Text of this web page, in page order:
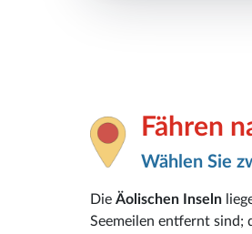
Fähren
Wählen Sie
Die Äolischen Inseln
Seemeilen entfernt sind;